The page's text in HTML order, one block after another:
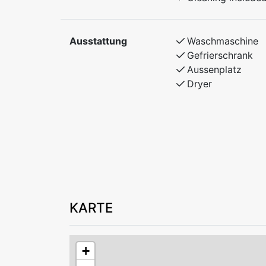
Ausstattung Waschmaschine
Gefrierschrank
Aussenplatz
Dryer
KARTE
+